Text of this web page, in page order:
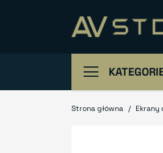
Strona główna Ekrany